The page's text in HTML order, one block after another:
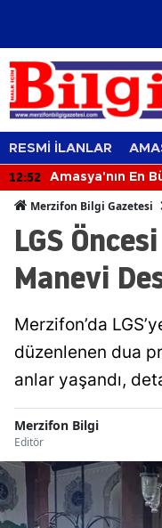
RESMİ İLANLAR
12:13
Merzifon Bilgi Gazetesi
LGS
Manevi
Merzifon’da
düzenlenen dua
anlar yaşandı,
Merzifon Bilgi
Editör